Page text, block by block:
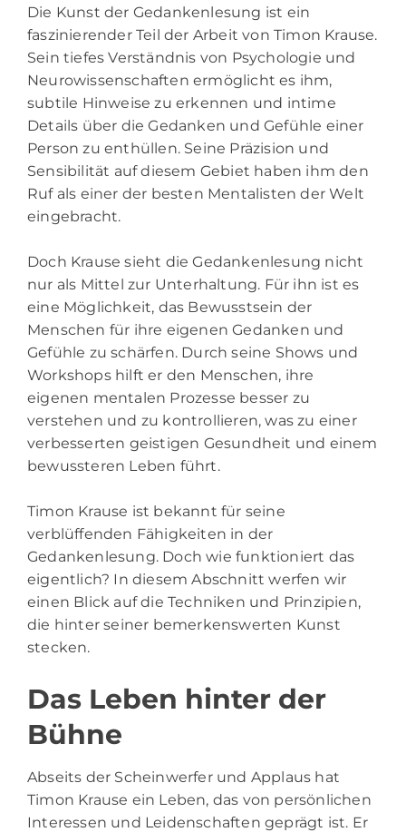
Die Kunst der Gedankenlesung ist ein
faszinierender Teil der Arbeit von Timon Krause.
Sein tiefes Verständnis von Psychologie und
Neurowissenschaften ermöglicht es ihm,
subtile Hinweise zu erkennen und intime
Details über die Gedanken und Gefühle einer
Person zu enthüllen. Seine Präzision und
Sensibilität auf diesem Gebiet haben ihm den
Ruf als einer der besten Mentalisten der Welt
eingebracht.
Doch Krause sieht die Gedankenlesung nicht
nur als Mittel zur Unterhaltung. Für ihn ist es
eine Möglichkeit, das Bewusstsein der
Menschen für ihre eigenen Gedanken und
Gefühle zu schärfen. Durch seine Shows und
Workshops hilft er den Menschen, ihre
eigenen mentalen Prozesse besser zu
verstehen und zu kontrollieren, was zu einer
verbesserten geistigen Gesundheit und einem
bewussteren Leben führt.
Timon Krause ist bekannt für seine
verblüffenden Fähigkeiten in der
Gedankenlesung. Doch wie funktioniert das
eigentlich? In diesem Abschnitt werfen wir
einen Blick auf die Techniken und Prinzipien,
die hinter seiner bemerkenswerten Kunst
stecken.
Das Leben hinter der
Bühne
Abseits der Scheinwerfer und Applaus hat
Timon Krause ein Leben, das von persönlichen
Interessen und Leidenschaften geprägt ist. Er